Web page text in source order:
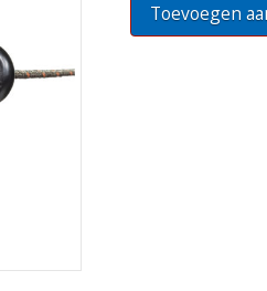
Toevoegen